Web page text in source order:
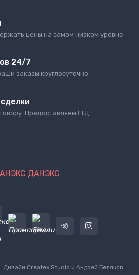
цены на самом низком уровне
24/7
заказы круглосуточно
Предоставляем ГТД.
ДАНЭКС
Дизайн Createx Studio и Андрей Беляков